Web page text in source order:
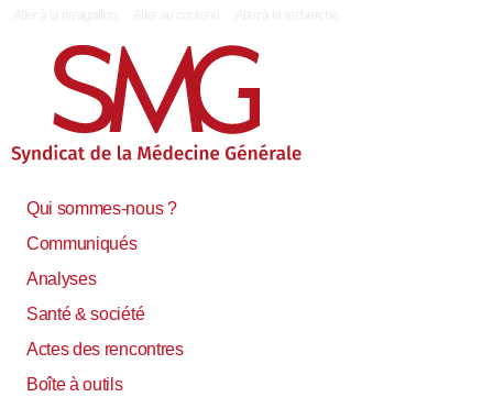
Qui sommes-nous ?
Communiqués
Analyses
Santé & société
Actes des rencontres
Boîte à outils